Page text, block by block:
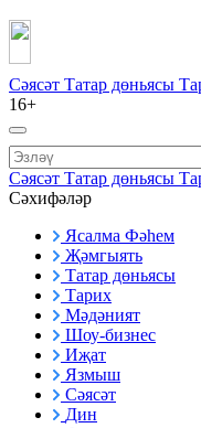
Сәясәт Татар дөньясы
16+
Сәясәт Татар дөньясы
Сәхифәләр
Ясалма Фәһем
Җәмгыять
Татар дөньясы
Тарих
Мәдәният
Шоу-бизнес
Иҗат
Язмыш
Сәясәт
Дин